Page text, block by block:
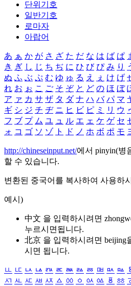
단위기호
일반기호
로마자
아랍어
あ ぁ か が さ ざ た だ な は ば ぱ
き ぎ し じ ち ぢ に ひ び ぴ み り
ぬ ふ ぶ ぷ む ゆ ゅ る え ぇ け げ
れ お ぉ こ ご そ ぞ と ど の ほ ぼ
ア ァ カ サ ザ タ ダ ナ ハ バ パ マ
ギ シ ジ チ ヂ ニ ヒ ビ ピ ミ リ ウ
フ ブ プ ム ユ ュ ル エ ェ ケ ゲ セ
ォ コ ゴ ソ ゾ ト ド ノ ホ ボ ポ モ
http://chineseinput.net/에서 pinyin(병
할 수 있습니다.
변환된 중국어를 복사하여 사용하
예시)
中文 을 입력하시려면
누르시면됩니다.
北京 을 입력하시려면 beijing
시면 됩니다.
ㅥ ㅦ ㅧ ㅨ ㅩ ㅪ ㅫ ㅬ ㅭ ㅮ ㅯ ㅰ
ㅺ ㅻ ㅼ ㅽ ㅾ ㅿ ㆀ ㆁ ㆂ ㆃ ㆄ ㆅ